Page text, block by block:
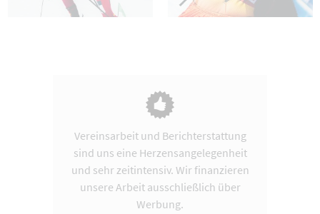
Vereinsarbeit und Berichterstattung
sind uns eine Herzensangelegenheit
und sehr zeitintensiv. Wir finanzieren
unsere Arbeit ausschließlich über
Werbung.